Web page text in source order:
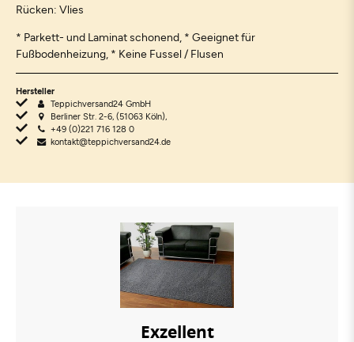
Rücken: Vlies
* Parkett- und Laminat schonend, * Geeignet für
Fußbodenheizung, * Keine Fussel / Flusen
Hersteller
Teppichversand24 GmbH
Berliner Str. 2-6, (51063 Köln),
+49 (0)221 716 128 0
kontakt@teppichversand24.de
Exzellent